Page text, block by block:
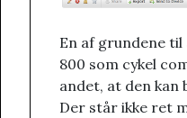
En af grundene
800 som cykel
andet, at den kan
Der står ikke ret